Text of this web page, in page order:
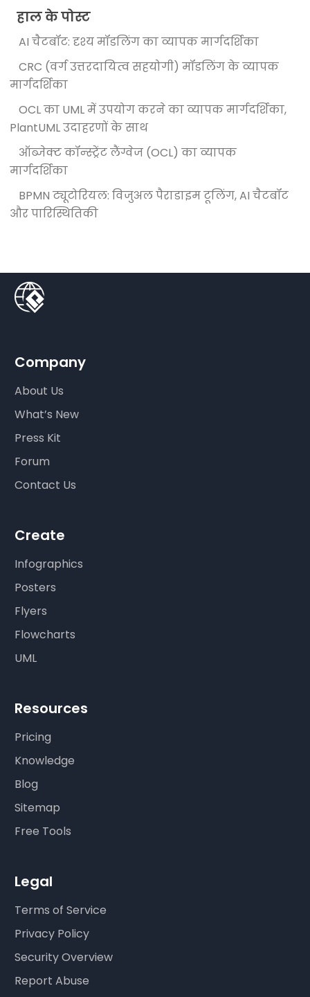
हाल के पोस्ट
AI चैटबॉट: दृश्य मॉडलिंग का व्यापक मार्गदर्शिका
CRC (वर्ग उत्तरदायित्व सहयोगी) मॉडलिंग के व्यापक
मार्गदर्शिका
OCL का UML में उपयोग करने का व्यापक मार्गदर्शिका,
PlantUML उदाहरणों के साथ
ऑब्जेक्ट कॉन्स्ट्रेंट लैंग्वेज (OCL) का व्यापक
मार्गदर्शिका
BPMN ट्यूटोरियल: विजुअल पैराडाइम टूलिंग, AI चैटबॉट
और पारिस्थितिकी
Company
About Us
What’s New
Press Kit
Forum
Contact Us
Create
Infographics
Posters
Flyers
Flowcharts
UML
Resources
Pricing
Knowledge
Blog
Sitemap
Free Tools
Legal
Terms of Service
Privacy Policy
Security Overview
Report Abuse